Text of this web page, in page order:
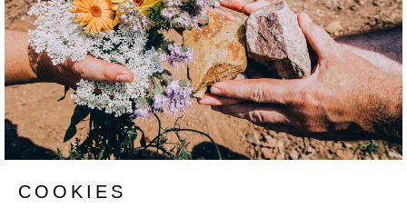
COOKIES